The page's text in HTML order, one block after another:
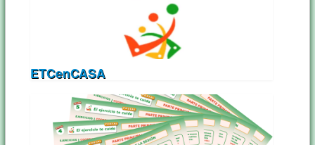
ETCenCASA